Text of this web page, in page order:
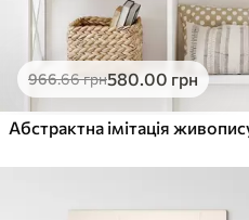
966.66грн580.00 грн